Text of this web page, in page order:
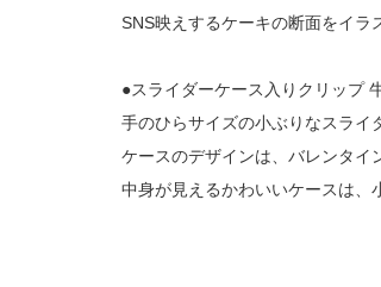
SNS映えするケーキの断面をイラ
●スライダーケース入りクリップ
手のひらサイズの小ぶりなスライ
ケースのデザインは、バレンタイ
中身が見えるかわいいケースは、